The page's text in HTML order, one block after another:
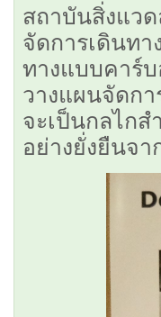
สถาบันสิ่งแว
จัดการเดินท
ทางแบบคาร์
วางแผนจัดก
จะเป็นกลไก
อย่างยั่งยืนจ